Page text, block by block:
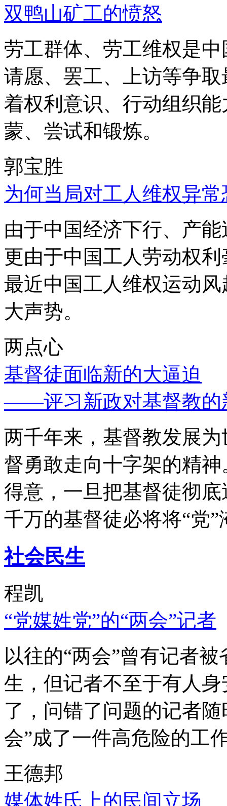
双鸭山矿工的愤怒
劳工群体、劳工维权是
请愿、罢工、上访等争
着权利意识、行动组织
蒙、尝试和锻炼。
郭宝胜
为何当局对工人维权异
由于中国经济下行、产
更由于中国工人劳动权
最近中国工人维权运动
大声势。
两点心
基督徒面临新的大逼迫
——评习新政对基督教的
两千年来，基督教发展
督勇敢走向十字架的精
得意，一旦把基督徒彻
千万的基督徒必将将“党”
社会民生
程凯
“党媒姓党”的“两会”记者
以往的“两会”曾有记者
生，但记者不至于有人
了，问错了问题的记者
会”成了一件高危险的工
王德邦
媒体姓氏上的民间立场